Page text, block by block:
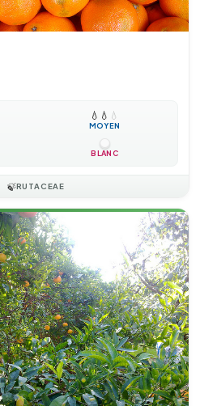
💧 💧 💧
MOYEN
BLANC
🍃RUTACEAE